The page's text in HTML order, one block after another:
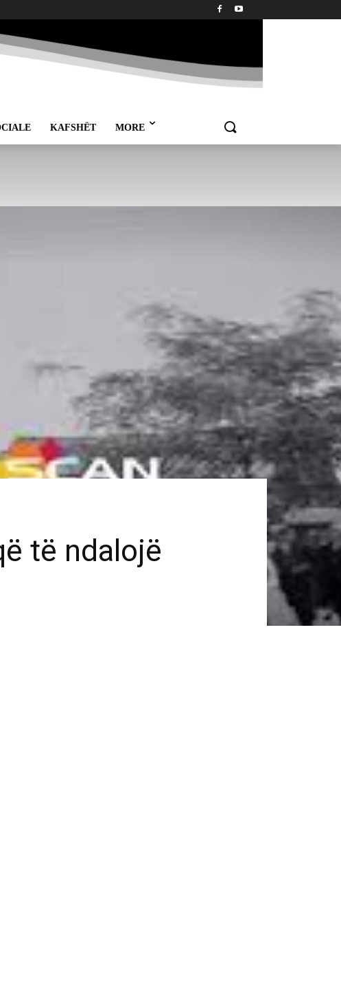
KAFSHËT MORE
të ndalojë